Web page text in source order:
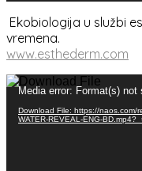
Ekobiologija u službi
vremena.
www.esthederm.com
Прегледач
видео
записа
Media error: Format(s)
Download File: https://naos.com/
WATER-REVEAL-ENG-